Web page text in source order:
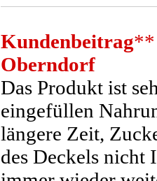
Kundenbeitrag**
Oberndorf
Das Produkt ist
eingefüllen
längere Zeit,
des Deckels nicht